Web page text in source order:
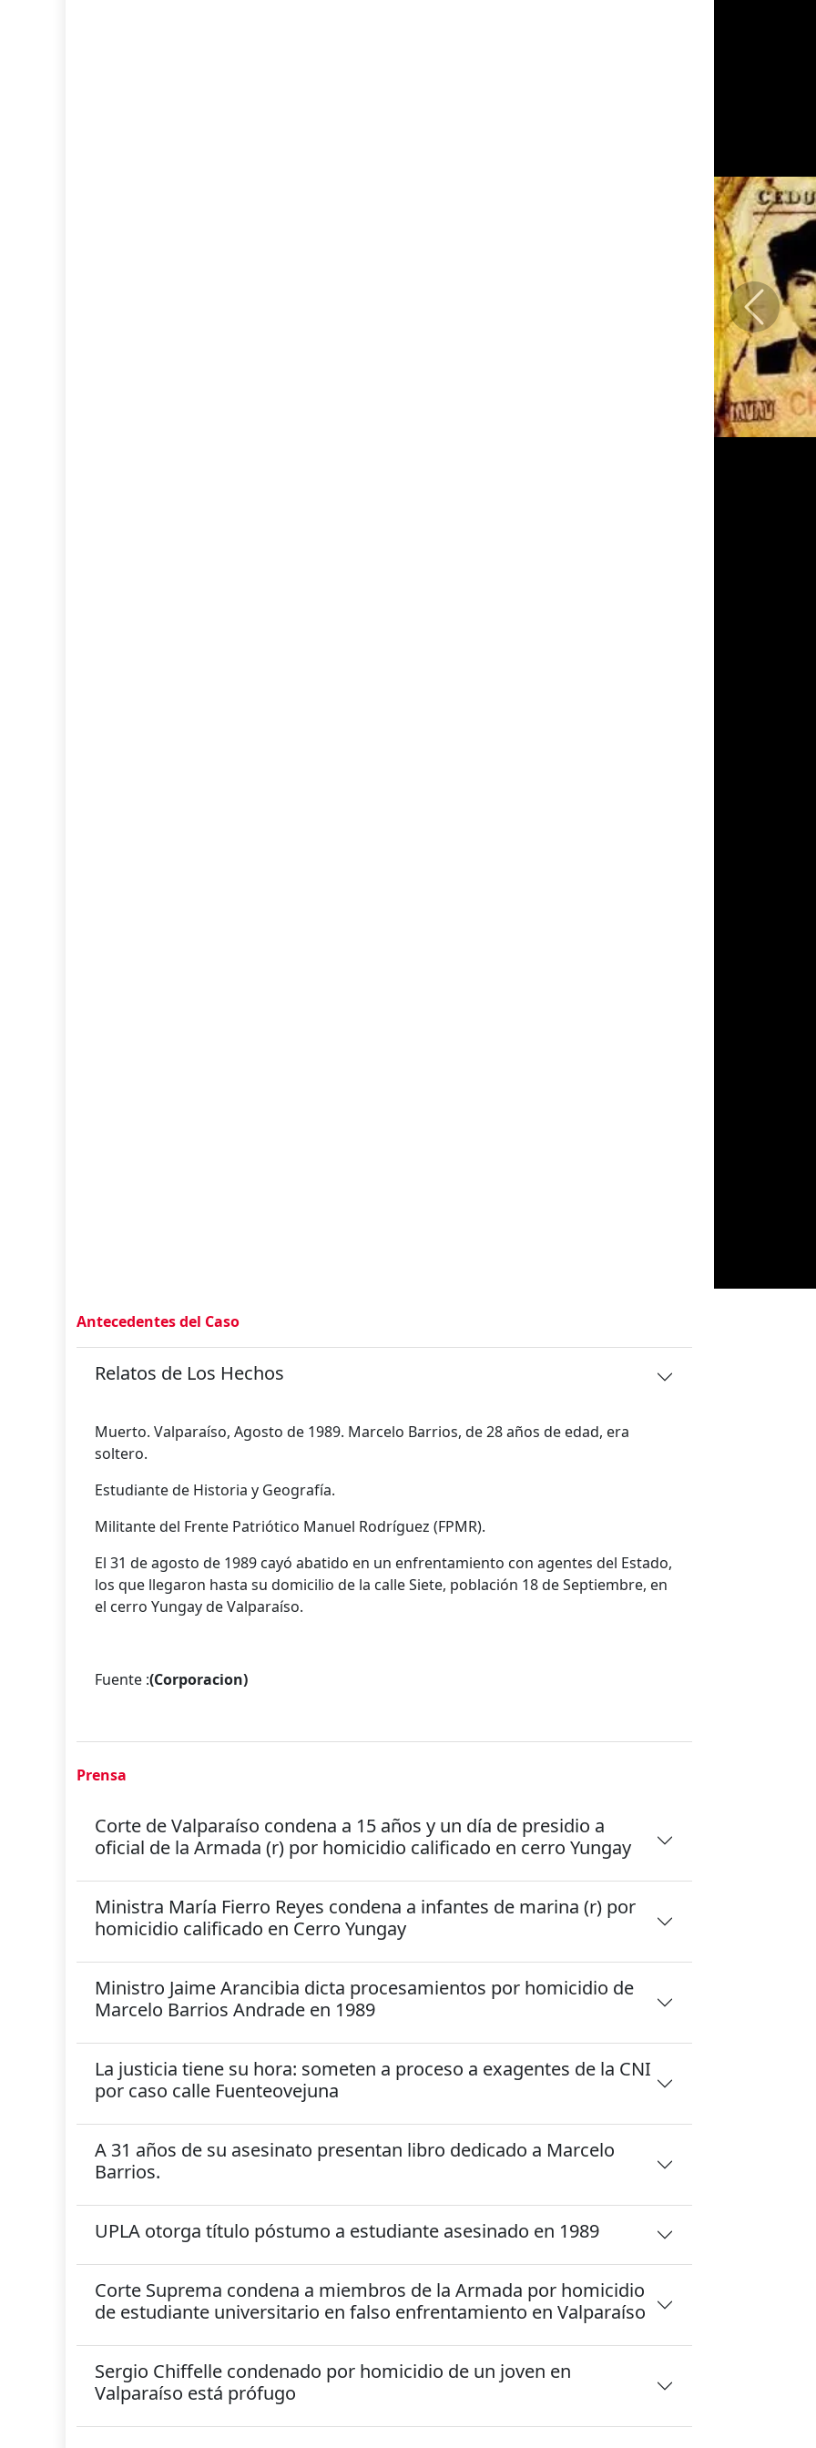
Previous
Antecedentes del Caso
Relatos de Los Hechos
Muerto. Valparaíso, Agosto de 1989. Marcelo Barrios, de 28 años de edad, era
soltero.
Estudiante de Historia y Geografía.
Militante del Frente Patriótico Manuel Rodríguez (FPMR).
El 31 de agosto de 1989 cayó abatido en un enfrentamiento con agentes del Estado,
los que llegaron hasta su domicilio de la calle Siete, población 18 de Septiembre, en
el cerro Yungay de Valparaíso.
Fuente :(Corporacion)
Prensa
Corte de Valparaíso condena a 15 años y un día de presidio a
oficial de la Armada (r) por homicidio calificado en cerro Yungay
Ministra María Fierro Reyes condena a infantes de marina (r) por
homicidio calificado en Cerro Yungay
Ministro Jaime Arancibia dicta procesamientos por homicidio de
Marcelo Barrios Andrade en 1989
La justicia tiene su hora: someten a proceso a exagentes de la CNI
por caso calle Fuenteovejuna
A 31 años de su asesinato presentan libro dedicado a Marcelo
Barrios.
UPLA otorga título póstumo a estudiante asesinado en 1989
Corte Suprema condena a miembros de la Armada por homicidio
de estudiante universitario en falso enfrentamiento en Valparaíso
Sergio Chiffelle condenado por homicidio de un joven en
Valparaíso está prófugo